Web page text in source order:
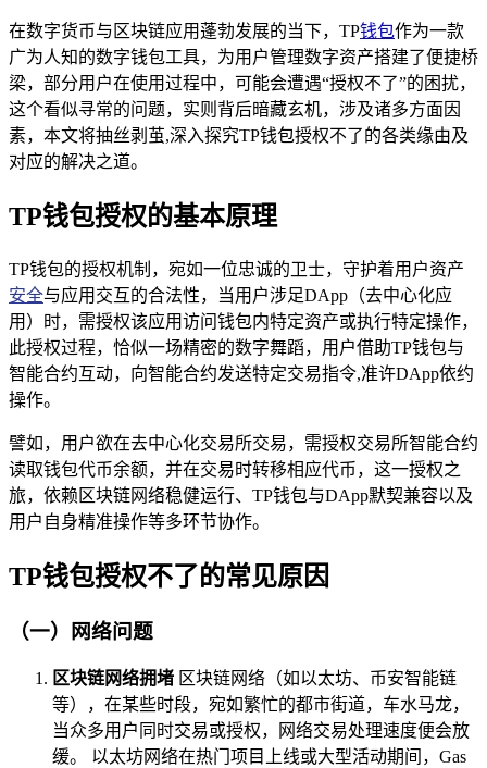
在数字货币与区块链应用蓬勃发展的当下，TP钱包作为一款
广为人知的数字钱包工具，为用户管理数字资产搭建了便捷桥
梁，部分用户在使用过程中，可能会遭遇“授权不了”的困扰，
这个看似寻常的问题，实则背后暗藏玄机，涉及诸多方面因
素，本文将抽丝剥茧,深入探究TP钱包授权不了的各类缘由及
对应的解决之道。
TP钱包授权的基本原理
TP钱包的授权机制，宛如一位忠诚的卫士，守护着用户资产
安全与应用交互的合法性，当用户涉足DApp（去中心化应
用）时，需授权该应用访问钱包内特定资产或执行特定操作，
此授权过程，恰似一场精密的数字舞蹈，用户借助TP钱包与
智能合约互动，向智能合约发送特定交易指令,准许DApp依约
操作。
譬如，用户欲在去中心化交易所交易，需授权交易所智能合约
读取钱包代币余额，并在交易时转移相应代币，这一授权之
旅，依赖区块链网络稳健运行、TP钱包与DApp默契兼容以及
用户自身精准操作等多环节协作。
TP钱包授权不了的常见原因
（一）网络问题
区块链网络拥堵 区块链网络（如以太坊、币安智能链
等），在某些时段，宛如繁忙的都市街道，车水马龙，
当众多用户同时交易或授权，网络交易处理速度便会放
缓。 以太坊网络在热门项目上线或大型活动期间，Gas